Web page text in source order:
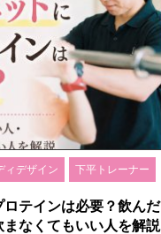
ィデザイン 下平トレーナー
ロテインは必要？飲んだ
なくてもいい人を解説